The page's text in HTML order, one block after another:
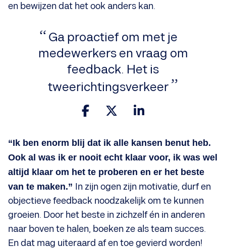
en bewijzen dat het ook anders kan.
Ga proactief om met je
medewerkers en vraag om
feedback. Het is
tweerichtingsverkeer
“Ik ben enorm blij dat ik alle kansen benut heb.
Ook al was ik er nooit echt klaar voor, ik was wel
altijd klaar om het te proberen en er het beste
van te maken.” In zijn ogen zijn motivatie, durf en
objectieve feedback noodzakelijk om te kunnen
groeien. Door het beste in zichzelf én in anderen
naar boven te halen, boeken ze als team succes.
En dat mag uiteraard af en toe gevierd worden!